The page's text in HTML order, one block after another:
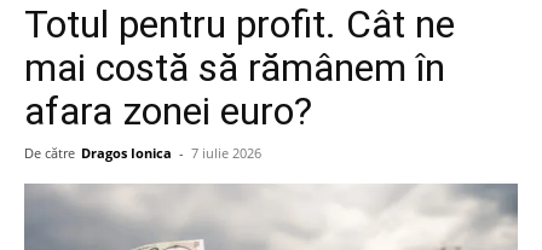
Totul pentru profit. Cât ne
mai costă să rămânem în
afara zonei euro?
De către Dragos Ionica - 7 iulie 2026